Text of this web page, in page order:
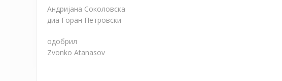
Андријана Соколовска
диа Горан Петровски
одобрил
Zvonko Atanasov